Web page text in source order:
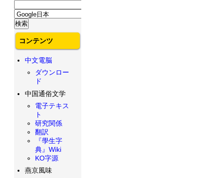
コンテンツ
中文電脳
ダウンロー
ド
中国通俗文学
電子テキス
ト
研究関係
翻訳
『學生字
典』Wiki
KO字源
燕京風味